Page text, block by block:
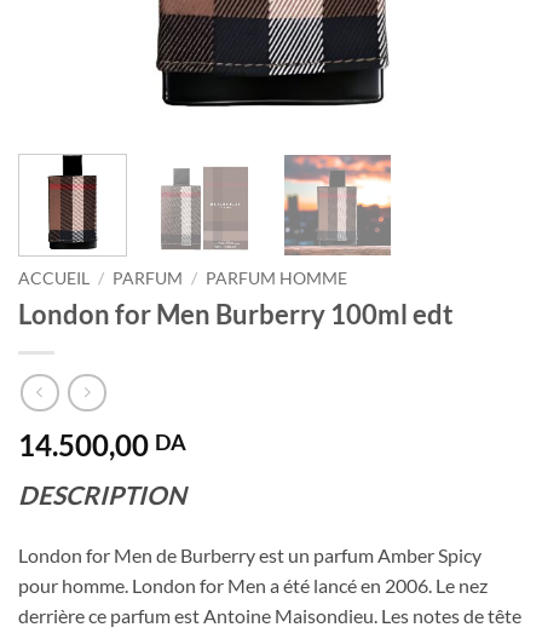
ACCUEIL / PARFUM / PARFUM HOMME
London for Men Burberry 100ml edt
14.500,00 DA
DESCRIPTION
London for Men de Burberry est un parfum Amber Spicy
pour homme. London for Men a été lancé en 2006. Le nez
derrière ce parfum est Antoine Maisondieu. Les notes de tête